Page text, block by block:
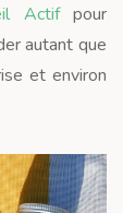
Actifpour
autant que
et environ